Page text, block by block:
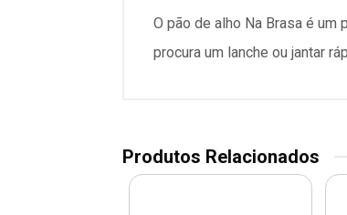
O pão de alho Na Brasa é
procura um lanche ou jantar
Produtos Relacionados